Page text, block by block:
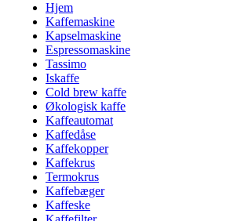
Hjem
Kaffemaskine
Kapselmaskine
Espressomaskine
Tassimo
Iskaffe
Cold brew kaffe
Økologisk kaffe
Kaffeautomat
Kaffedåse
Kaffekopper
Kaffekrus
Termokrus
Kaffebæger
Kaffeske